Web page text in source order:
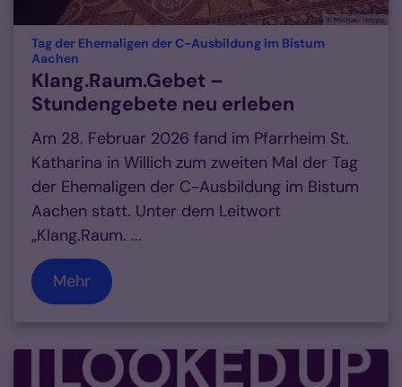
© Michael Hoppe
Tag der Ehemaligen der C-Ausbildung im Bistum
Aachen
Klang.Raum.Gebet –
Stundengebete neu erleben
Am 28. Februar 2026 fand im Pfarrheim St.
Katharina in Willich zum zweiten Mal der Tag
der Ehemaligen der C-Ausbildung im Bistum
Aachen statt. Unter dem Leitwort
„Klang.Raum. ...
Mehr